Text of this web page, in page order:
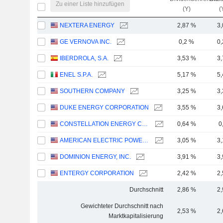
Zu einer Liste hinzufügen
(Y)
NEXTERA ENERGY 2,87 %
GE VERNOVA INC. 0,2 %
IBERDROLA, S.A. 3,53 %
ENEL S.P.A. 5,17 %
SOUTHERN COMPANY 3,25 %
DUKE ENERGY CORPORATION 3,55 %
CONSTELLATION ENERGY CORPORATION 0,64 %
AMERICAN ELECTRIC POWER COMPANY, INC. 3,05 %
DOMINION ENERGY, INC. 3,91 %
ENTERGY CORPORATION 2,42 %
Durchschnitt 2,86 %
Gewichteter Durchschnitt nach
Marktkapitalisierung
2,53 %